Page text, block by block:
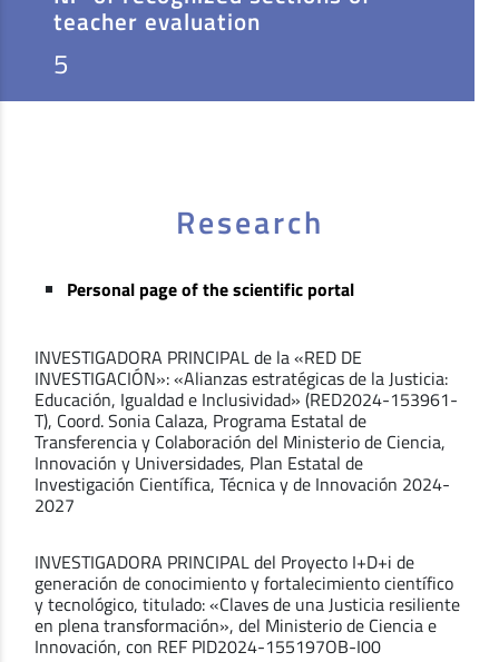
teacher evaluation
5
Research
Personal page of the scientific portal
INVESTIGADORA PRINCIPAL de la «RED DE
INVESTIGACIÓN»: «Alianzas estratégicas de la Justicia:
Educación, Igualdad e Inclusividad» (RED2024-153961-
T), Coord. Sonia Calaza, Programa Estatal de
Transferencia y Colaboración del Ministerio de Ciencia,
Innovación y Universidades, Plan Estatal de
Investigación Científica, Técnica y de Innovación 2024-
2027
INVESTIGADORA PRINCIPAL del Proyecto I+D+i de
generación de conocimiento y fortalecimiento científico
y tecnológico, titulado: «Claves de una Justicia resiliente
en plena transformación», del Ministerio de Ciencia e
Innovación, con REF PID2024-155197OB-I00